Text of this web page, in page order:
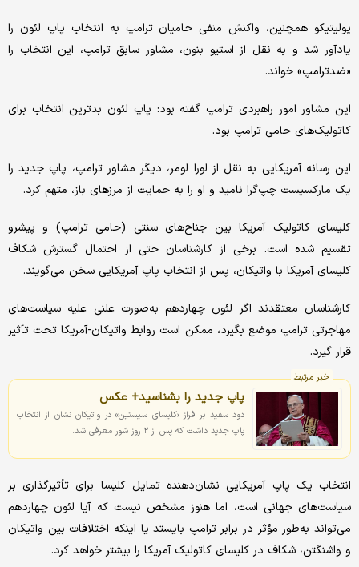
پولیتیکو همچنین، واکنش منفی حامیان ترامپ به انتخاب پاپ لئون را
یادآور شد و به نقل از استیو بنون، مشاور سابق ترامپ، این انتخاب را
«ضدترامپ» خواند.
این مشاور امور راهبردی ترامپ گفته بود: پاپ لئون بدترین انتخاب برای
کاتولیک‌های حامی ترامپ بود.
این رسانه آمریکایی به نقل از لورا لومر، دیگر مشاور ترامپ، پاپ جدید را
یک مارکسیست چپ‌گرا نامید و او را به حمایت از مرزهای باز، متهم کرد.
کلیسای کاتولیک آمریکا بین جناح‌های سنتی (حامی ترامپ) و پیشرو
تقسیم شده است. برخی از کارشناسان حتی از احتمال گسترش شکاف
کلیسای آمریکا با واتیکان، پس از انتخاب پاپ آمریکایی سخن می‌گویند.
کارشناسان معتقدند اگر لئون چهاردهم به‌صورت علنی علیه سیاست‌های
مهاجرتی ترامپ موضع بگیرد، ممکن است روابط واتیکان-آمریکا تحت تأثیر
قرار گیرد.
خبر مرتبط
پاپ جدید را بشناسید+ عکس
دود سفید بر فراز «کلیسای سیستین» در واتیکان نشان از انتخاب
پاپ جدید داشت که پس از ۲ روز شور معرفی شد.
انتخاب یک پاپ آمریکایی نشان‌دهنده تمایل کلیسا برای تأثیرگذاری بر
سیاست‌های جهانی است، اما هنوز مشخص نیست که آیا لئون چهاردهم
می‌تواند به‌طور مؤثر در برابر ترامپ بایستد یا اینکه اختلافات بین واتیکان
و واشنگتن، شکاف در کلیسای کاتولیک آمریکا را بیشتر خواهد کرد.